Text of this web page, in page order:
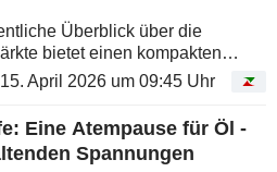
Überblick über die
bietet einen kompakten
die wichtigsten Entwicklungen
Metallen und Agrarrohstoffen
jüngsten...
April 2026 um 09:45 Uhr
Eine Atempause für Öl -
Spannungen